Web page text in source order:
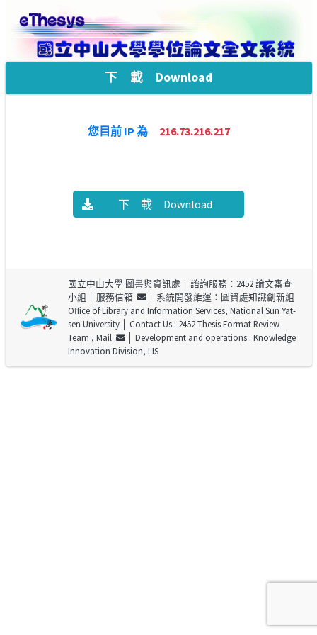
下 載 Download
您目前 IP 為 216.73.216.217
下 載 Download
國立中山大學 圖書與資訊處 │ 諮詢服務：2452 論文審查
小組 │ 服務信箱
│ 系統開發維運：圖資處知識創新組
Office of Library and Information Services, National Sun Yat-
sen University│ Contact Us : 2452 Thesis Format Review
Team , Mail
│ Development and operations : Knowledge
Innovation Division, LIS